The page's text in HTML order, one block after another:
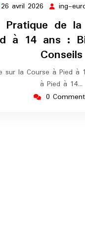
26 avril 2026 26
2026
ing-
Pratique de
à 14 ans :
Conseils
sur la Course à Pied à
à Pied à 14…
0